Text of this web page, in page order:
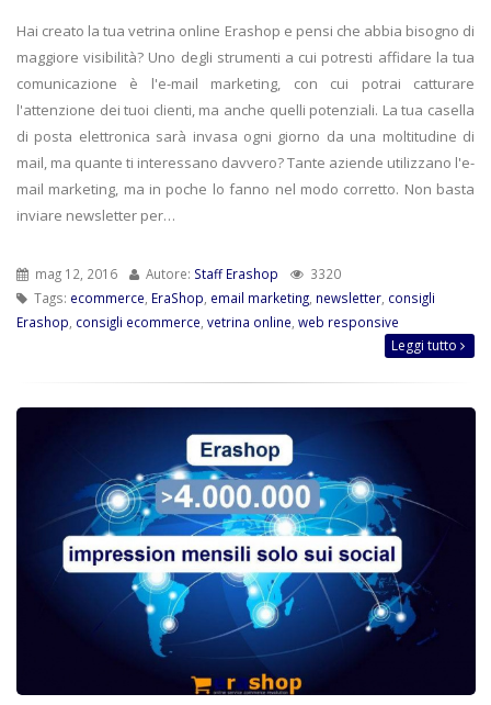
Hai creato la tua vetrina online Erashop e pensi che abbia bisogno di
maggiore visibilità? Uno degli strumenti a cui potresti affidare la tua
comunicazione è l'e-mail marketing, con cui potrai catturare
l'attenzione dei tuoi clienti, ma anche quelli potenziali. La tua casella
di posta elettronica sarà invasa ogni giorno da una moltitudine di
mail, ma quante ti interessano davvero? Tante aziende utilizzano l'e-
mail marketing, ma in poche lo fanno nel modo corretto. Non basta
inviare newsletter per…
mag 12, 2016 Autore: Staff Erashop
3320
Tags: ecommerce EraShop email marketing newsletter consigli
Erashop consigli ecommerce vetrina online web responsive
Leggi tutto